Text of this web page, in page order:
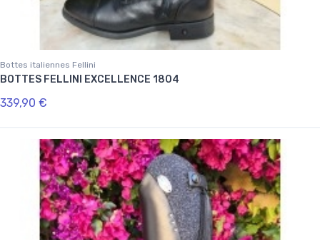
Bottes italiennes Fellini
BOTTES FELLINI EXCELLENCE 1804
339,90 €